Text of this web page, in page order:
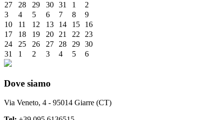
27
28 29 30 31 1
2
3
4 5 6 7 8
9
10
11 12 13 14 15
16
17
18 19 20 21 22
23
24
25 26 27 28 29 30
31
1 2 3 4 5 6
Dove siamo
Via Veneto, 4 - 95014 Giarre (CT)